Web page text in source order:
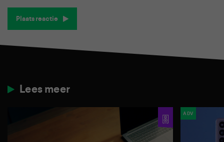
Plaats reactie
Lees meer
ADV